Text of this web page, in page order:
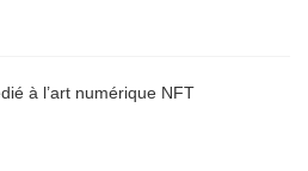
à l’art numérique NFT